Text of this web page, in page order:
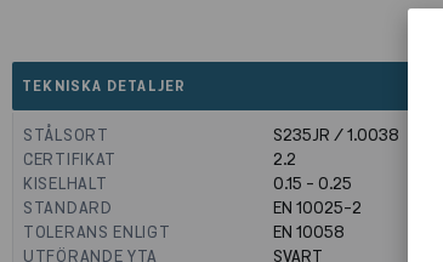
TEKNISKA DETALJER
STÅLSORT
S235JR / 1.0038
CERTIFIKAT
2.2
KISELHALT
0.15 - 0.25
STANDARD
EN 10025-2
TOLERANS ENLIGT
EN 10058
UTFÖRANDE YTA
SVART